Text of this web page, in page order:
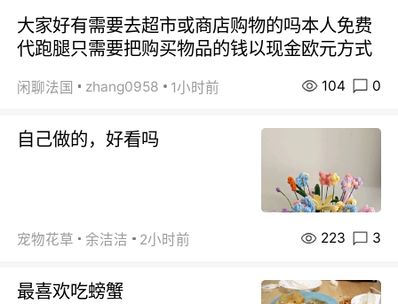
大家好有需要去超市或商店购物的吗本人免费
代跑腿只需要把购买物品的钱以现金欧元方式
闲聊法国 zhang0958 1小时前 104 0
自己做的，好看吗
宠物花草 余洁洁 2小时前 223 3
最喜欢吃螃蟹